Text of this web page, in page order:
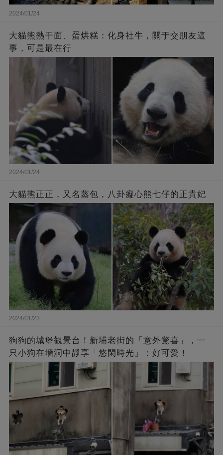
2024/01/24
大貓熊熱干面、蛋烘糕：化身社牛，關于交朋友這
事，可是最在行
2024/01/24
大貓熊正正，又名蒸包，八卦癡心熊七仔的正貴妃
2024/01/23
狗狗的城堡觀景台！新埔老街的「意外驚喜」，一
只小狗在墻洞中靜享「悠閑時光」：好可愛！